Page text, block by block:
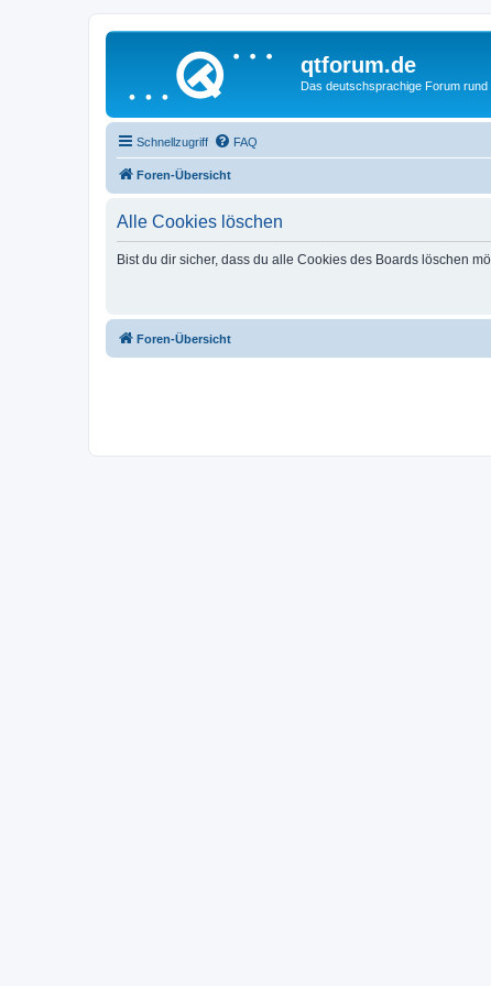
qtforum.de
Das deutschsprachige Forum rund
Schnellzugriff FAQ
Foren-Übersicht
Alle Cookies löschen
Bist du dir sicher, dass du alle Cookies des Boards löschen
Foren-Übersicht